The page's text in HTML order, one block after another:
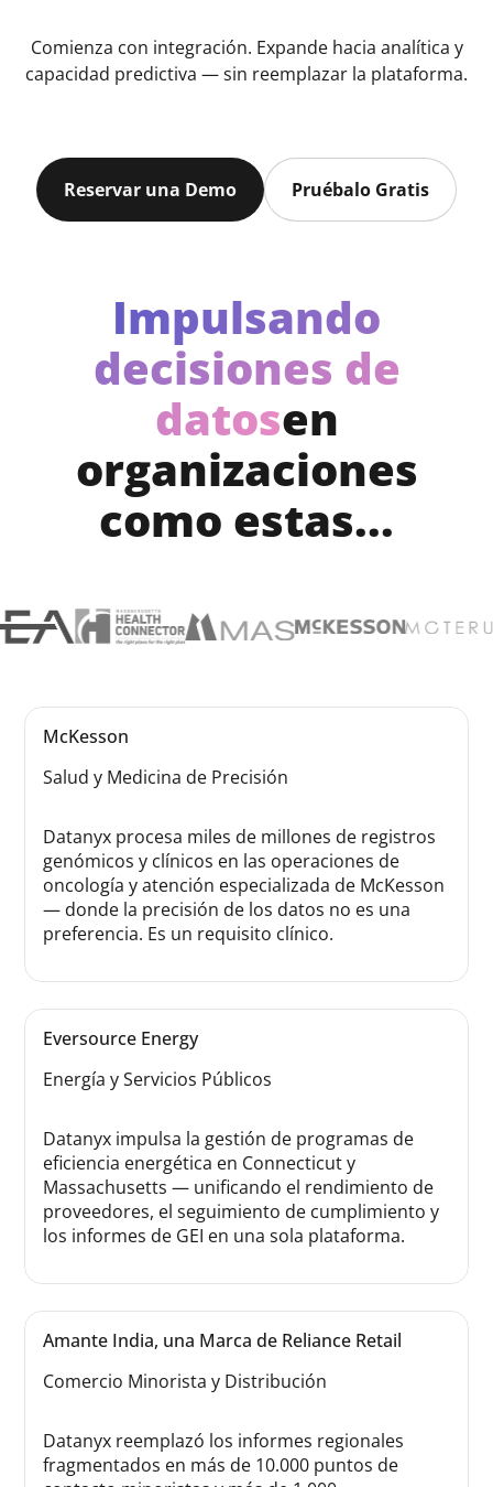
Comienza con integración. Expande hacia analítica y
capacidad predictiva — sin reemplazar la plataforma.
Reservar una Demo Pruébalo Gratis
Impulsando
decisiones de
datosen
organizaciones
como estas...
McKesson
Salud y Medicina de Precisión
Datanyx procesa miles de millones de registros
genómicos y clínicos en las operaciones de
oncología y atención especializada de McKesson
— donde la precisión de los datos no es una
preferencia. Es un requisito clínico.
Eversource Energy
Energía y Servicios Públicos
Datanyx impulsa la gestión de programas de
eficiencia energética en Connecticut y
Massachusetts — unificando el rendimiento de
proveedores, el seguimiento de cumplimiento y
los informes de GEI en una sola plataforma.
Amante India, una Marca de Reliance Retail
Comercio Minorista y Distribución
Datanyx reemplazó los informes regionales
fragmentados en más de 10.000 puntos de